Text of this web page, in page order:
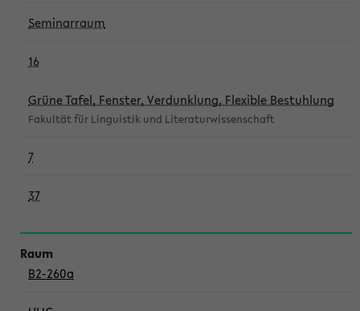
Seminarraum
16
Grüne Tafel, Fenster, Verdunklung, Flexible Bestuhlung
Fakultät für Linguistik und Literaturwissenschaft
7
37
B2-260a